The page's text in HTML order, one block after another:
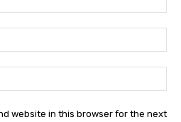
website in this browser for the next